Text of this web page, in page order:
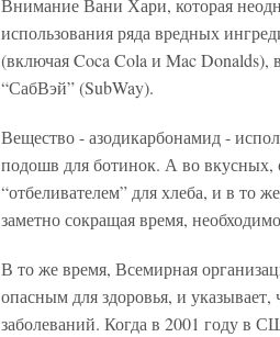
Внимание Вани Хари, которая
использования ряда вредных
(включая Coca Cola и Mac Donalds),
“СабВэй” (SubWay).
Вещество - азодикарбонамид -
подошв для ботинок. А во вкусных,
“отбеливателем” для хлеба, и в то
заметно сокращая время,
В то же время, Всемирная
опасным для здоровья, и
заболеваний. Когда в 2001 году в